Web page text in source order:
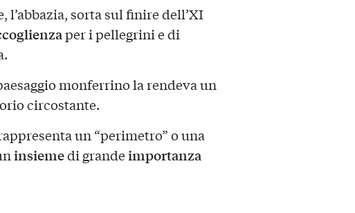
sorta sul finire dell’XI
per i pellegrini e di
monferrino la rendeva un
circostante.
un “perimetro” o una
insiemedi grandeimportanza